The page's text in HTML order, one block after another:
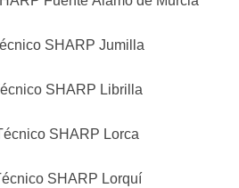
SHARP Jumilla
SHARP Librilla
SHARP Lorca
SHARP Lorquí